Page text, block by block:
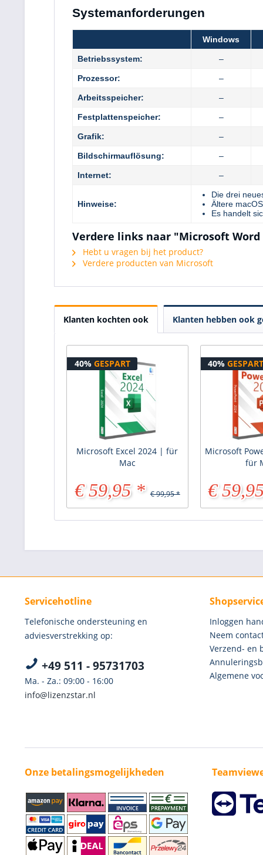
Systemanforderungen
Windows
Betriebssystem: –
Prozessor: –
Arbeitsspeicher: –
Festplattenspeicher: –
Grafik: –
Bildschirmauflösung: –
Internet: –
Hinweise:
Die drei
Ältere
Es handelt
Verdere links naar "Microsoft
Hebt u vragen bij het product?
Verdere producten van Microsoft
Klanten kochten ook Klanten hebben ook
40% GESPART
Microsoft Excel 2024 | für
Mac
€ 59,95 * € 99,95 *
40%GESPART
Microsoft
für
€
Servicehotline
Telefonische ondersteuning en
adviesverstrekking op:
+49 511 - 95731703
Ma. - Za.: 09:00 - 16:00
info@lizenzstar.nl
Inloggen
Neem
Verzend- en
Algemene
Onze betalingsmogelijkheden